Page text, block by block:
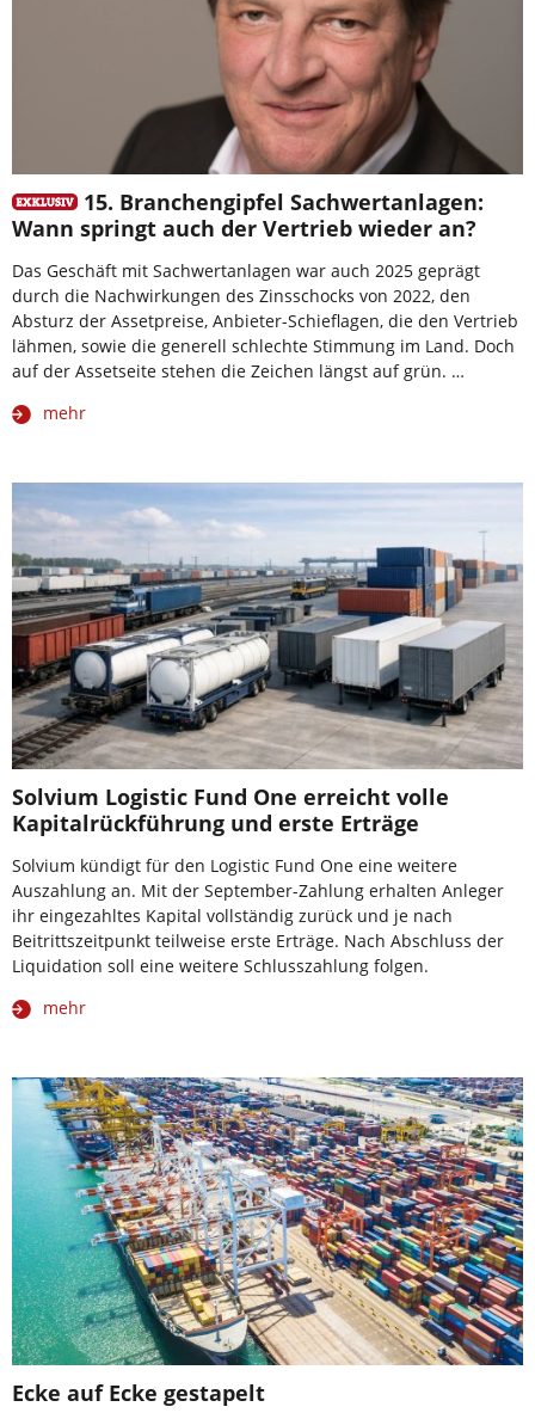
15. Branchengipfel Sachwertanlagen:
Wann springt auch der Vertrieb wieder an?
Das Geschäft mit Sachwertanlagen war auch 2025 geprägt
durch die Nachwirkungen des Zinsschocks von 2022, den
Absturz der Assetpreise, Anbieter-Schieflagen, die den Vertrieb
lähmen, sowie die generell schlechte Stimmung im Land. Doch
auf der Assetseite stehen die Zeichen längst auf grün. …
mehr
Solvium Logistic Fund One erreicht volle
Kapitalrückführung und erste Erträge
Solvium kündigt für den Logistic Fund One eine weitere
Auszahlung an. Mit der September-Zahlung erhalten Anleger
ihr eingezahltes Kapital vollständig zurück und je nach
Beitrittszeitpunkt teilweise erste Erträge. Nach Abschluss der
Liquidation soll eine weitere Schlusszahlung folgen.
mehr
Ecke auf Ecke gestapelt